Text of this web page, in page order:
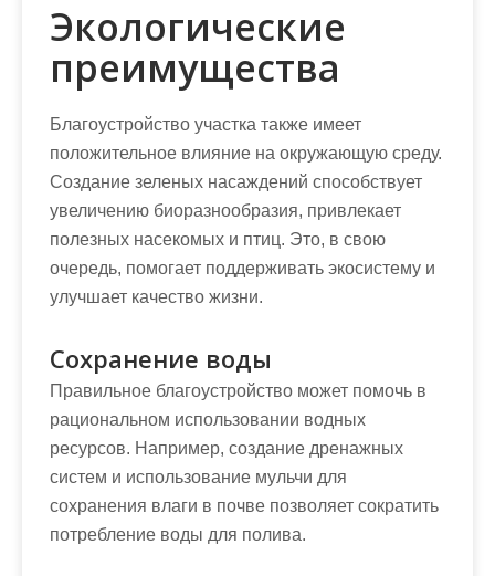
Экологические
преимущества
Благоустройство участка также имеет
положительное влияние на окружающую среду.
Создание зеленых насаждений способствует
увеличению биоразнообразия, привлекает
полезных насекомых и птиц. Это, в свою
очередь, помогает поддерживать экосистему и
улучшает качество жизни.
Сохранение воды
Правильное благоустройство может помочь в
рациональном использовании водных
ресурсов. Например, создание дренажных
систем и использование мульчи для
сохранения влаги в почве позволяет сократить
потребление воды для полива.